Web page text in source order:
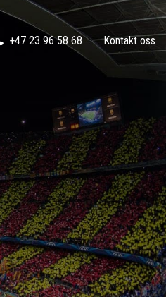
+47 23 96 58 68 Kontakt oss